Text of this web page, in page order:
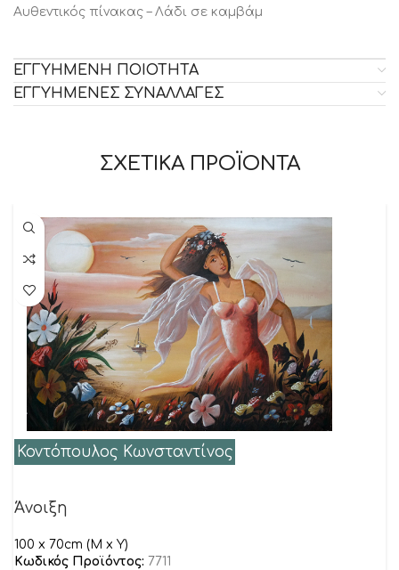
Αυθεντικός πίνακας – Λάδι σε καμβάμ
ΕΓΓΥΗΜΕΝΗ ΠΟΙΟΤΗΤΑ
ΕΓΓΥΗΜΕΝΕΣ ΣΥΝΑΛΛΑΓΕΣ
ΣΧΕΤΙΚΑ ΠΡΟΪΟΝΤΑ
Κοντόπουλος Κωνσταντίνος
Άνοιξη
100 x 70cm (M x Y)
Κωδικός Προϊόντος: 7711